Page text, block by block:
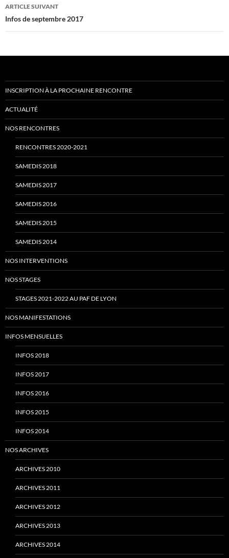
ARTICLE SUIVANT
Infos de septembre 2017
INSCRIPTION À LA PROCHAINE RENCONTRE
ACTUALITÉ
NOS RENCONTRES
RENCONTRES 2020-2021
SAMEDIS 2018
SAMEDIS 2017
SAMEDIS 2016
SAMEDIS 2015
SAMEDIS 2014
NOS INTERVENTIONS
NOS STAGES
STAGES 2021-2022 AU PAF DE LYON
NOS MANIFESTATIONS
INFOS MENSUELLES
INFOS 2018
INFOS 2017
INFOS 2016
INFOS 2015
INFOS 2014
NOS ARCHIVES
ARCHIVES 2010
ARCHIVES 2011
ARCHIVES 2012
ARCHIVES 2013
ARCHIVES 2014